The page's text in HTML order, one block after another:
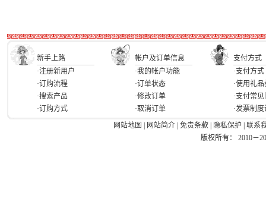
新手上路 帐户及订单信息
支付方式
·注册新用户
·订购流程
·搜索产品
·订购方式
·我的帐户功能
·订单状态
·修改订单
·取消订单
·支付方式
·使用礼品
·支付常
·发票制
网站地图
网站简介 免责条款 隐私保护
联系
版权所有： 2010－